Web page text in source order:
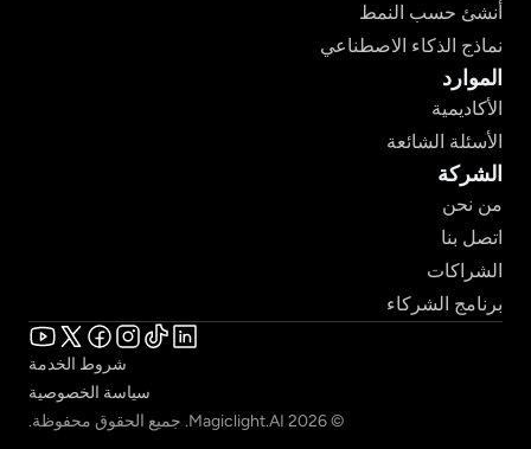
أنشئ حسب النمط
نماذج الذكاء الاصطناعي
الموارد
الأكاديمية
الأسئلة الشائعة
الشركة
من نحن
اتصل بنا
الشراكات
برنامج الشركاء
شروط الخدمة
سياسة الخصوصية
© 2026 Magiclight.AI. جميع الحقوق محفوظة.